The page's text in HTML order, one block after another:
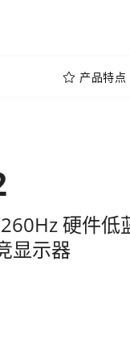
产品特点
硬件低
显示器